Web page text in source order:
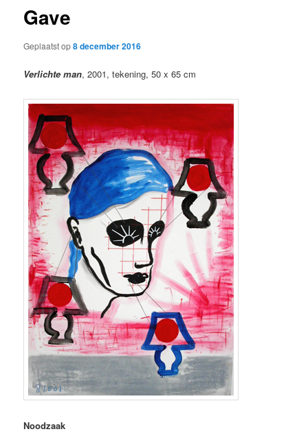
Gave
Geplaatst op8 december 2016
Verlichte man, 2001, tekening, 50 x 65 cm
Noodzaak